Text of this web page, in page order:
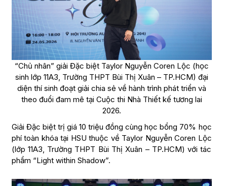
“Chủ nhân” giải Đặc biệt Taylor Nguyễn Coren Lộc (học
sinh lớp 11A3, Trường THPT Bùi Thị Xuân – TP.HCM) đại
diện thí sinh đoạt giải chia sẻ về hành trình phát triển và
theo đuổi đam mê tại Cuộc thi Nhà Thiết kế tương lai
2026.
Giải Đặc biệt trị giá 10 triệu đồng cùng học bổng 70% học
phí toàn khóa tại HSU thuộc về Taylor Nguyễn Coren Lộc
(lớp 11A3, Trường THPT Bùi Thị Xuân – TP.HCM) với tác
phẩm “Light within Shadow”.